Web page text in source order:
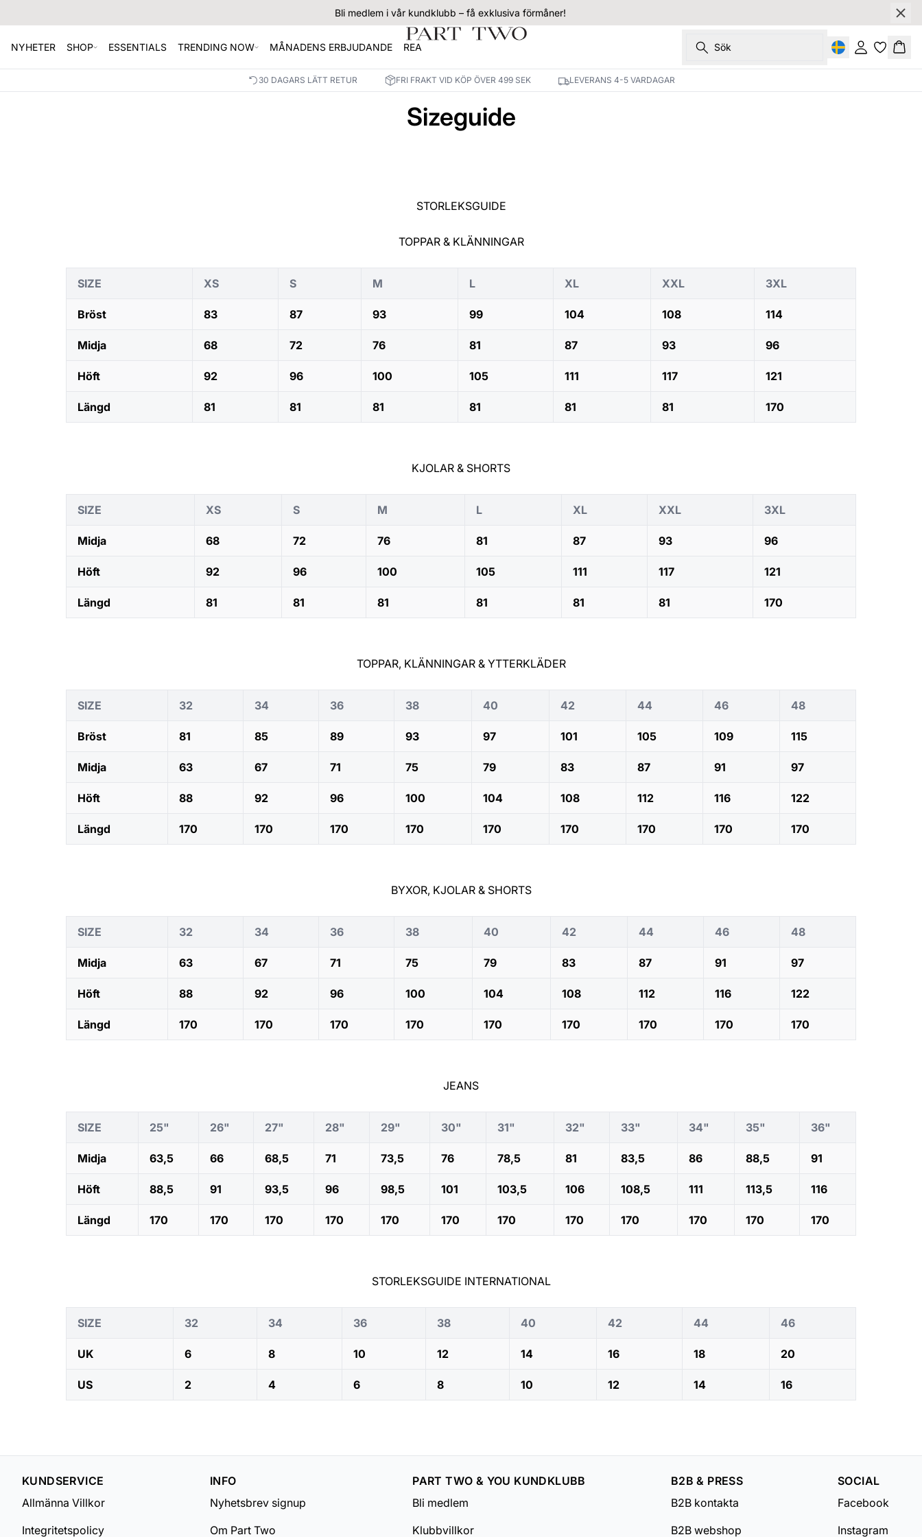
Bli medlem i vår kundklubb – få exklusiva förmåner!
NYHETER SHOP ESSENTIALS TRENDING NOW MÅNADENS ERBJUDANDE REA Sök Logga inKorg
30 DAGARS LÄTT RETUR FRI FRAKT VID KÖP ÖVER 499 SEK LEVERANS 4-5 VARDAGAR
Sizeguide
STORLEKSGUIDE
TOPPAR & KLÄNNINGAR
SIZE XS S M L XL XXL 3XL
Bröst 83 87 93 99 104 108 114
Midja 68 72 76 81 87 93 96
Höft 92 96 100 105 111 117 121
Längd 81 81 81 81 81 81 170
KJOLAR & SHORTS
SIZE XS S M L XL XXL 3XL
Midja 68 72 76 81 87 93 96
Höft 92 96 100 105 111 117 121
Längd 81 81 81 81 81 81 170
TOPPAR, KLÄNNINGAR & YTTERKLÄDER
SIZE 32 34 36 38 40 42 44 46 48
Bröst 81 85 89 93 97 101 105 109 115
Midja 63 67 71 75 79 83 87 91 97
Höft 88 92 96 100 104 108 112 116 122
Längd 170 170 170 170 170 170 170 170 170
BYXOR, KJOLAR & SHORTS
SIZE 32 34 36 38 40 42 44 46 48
Midja 63 67 71 75 79 83 87 91 97
Höft 88 92 96 100 104 108 112 116 122
Längd 170 170 170 170 170 170 170 170 170
JEANS
SIZE 25" 26" 27" 28" 29" 30" 31" 32" 33" 34" 35" 36"
Midja 63,5 66 68,5 71 73,5 76 78,5 81 83,5 86 88,5 91
Höft 88,5 91 93,5 96 98,5 101 103,5 106 108,5 111 113,5 116
Längd 170 170 170 170 170 170 170 170 170 170 170 170
STORLEKSGUIDE INTERNATIONAL
SIZE 32 34 36 38 40 42 44 46
UK 6 8 10 12 14 16 18 20
US 2 4 6 8 10 12 14 16
KUNDSERVICE
Allmänna Villkor
Integritetspolicy
INFO
Nyhetsbrev signup
Om Part Two
PART TWO & YOU KUNDKLUBB
Bli medlem
Klubbvillkor
B2B & PRESS
B2B kontakta
B2B webshop
SOCIAL
Facebook
Instagram